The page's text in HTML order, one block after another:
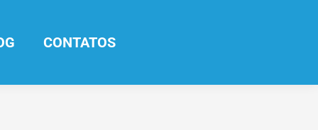
CONTATOS